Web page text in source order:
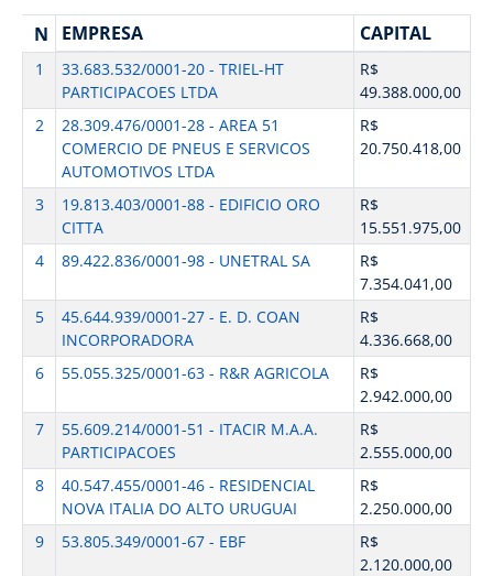
N EMPRESA CAPITAL
1
33.683.532/0001-20 - TRIEL-HT
PARTICIPACOES LTDA
R$
49.388.000,00
2
28.309.476/0001-28 - AREA 51
COMERCIO DE PNEUS E SERVICOS
AUTOMOTIVOS LTDA
R$
20.750.418,00
3
19.813.403/0001-88 - EDIFICIO ORO
CITTA
R$
15.551.975,00
4
89.422.836/0001-98 - UNETRAL SA
R$
7.354.041,00
5
45.644.939/0001-27 - E. D. COAN
INCORPORADORA
R$
4.336.668,00
6
55.055.325/0001-63 - R&R AGRICOLA
R$
2.942.000,00
7
55.609.214/0001-51 - ITACIR M.A.A.
PARTICIPACOES
R$
2.555.000,00
8
40.547.455/0001-46 - RESIDENCIAL
NOVA ITALIA DO ALTO URUGUAI
R$
2.250.000,00
9
53.805.349/0001-67 - EBF
R$
2.120.000,00